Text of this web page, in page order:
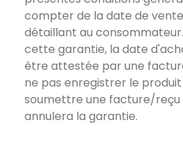
compter de la date de
détaillant au
cette garantie, la date
être attestée par une
ne pas enregistrer le
soumettre une facture/reçu
annulera la garantie.